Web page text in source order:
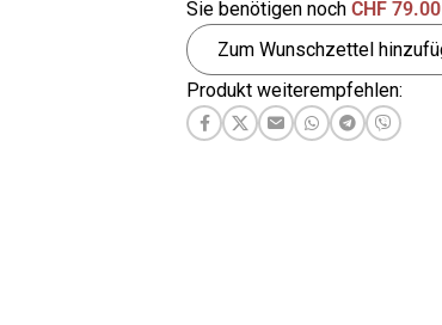
Sie benötigen nochCHF 79.00
Zum Wunschzettel
Produkt weiterempfehlen: